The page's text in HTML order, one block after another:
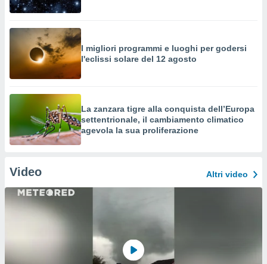
I migliori programmi e luoghi per godersi
l'eclissi solare del 12 agosto
La zanzara tigre alla conquista dell’Europa
settentrionale, il cambiamento climatico
agevola la sua proliferazione
Video Altri video